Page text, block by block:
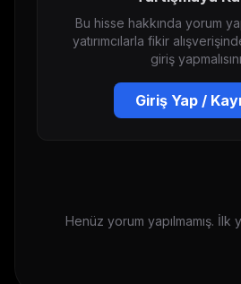
Bu hisse hakkında yorum
yatırımcılarla fikir
giriş
Giriş Yap /
Henüz yorum yapılmamış. İlk